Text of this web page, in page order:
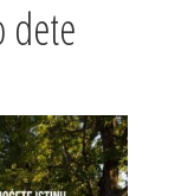
dete